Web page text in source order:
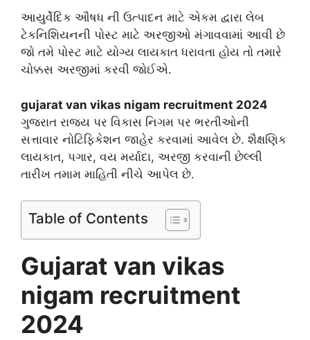
આયુર્વેદિક ઔષધ ની ઉત્પાદન માટે એકમ દ્વારા લેબ
ટેકનિશિયનની પોસ્ટ માટે અરજીઓ મંગાવવામાં આવી છે
જો તમે પોસ્ટ માટે યોગ્ય લાયકાત ધરાવતા હોય તો તમારે
ચોક્કસ અરજીમાં કરવી જોઈએ.
gujarat van vikas nigam recruitment 2024
ગુજરાત રાજ્ય પર વિકાસ નિગમ પર ભરતીઓની
સત્તાવાર નોટિફિકેશન જાહેર કરવામાં આવેલ છે. શૈક્ષણિક
લાયકાત, પગાર, વય મર્યાદા, અરજી કરવાની છેલ્લી
તારીખ તમામ માહિતી નીચે આપેલ છે.
Table of Contents
Gujarat van vikas
nigam recruitment
2024